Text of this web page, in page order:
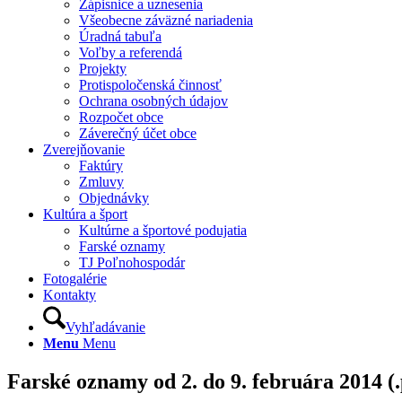
Zápisnice a uznesenia
Všeobecne záväzné nariadenia
Úradná tabuľa
Voľby a referendá
Projekty
Protispoločenská činnosť
Ochrana osobných údajov
Rozpočet obce
Záverečný účet obce
Zverejňovanie
Faktúry
Zmluvy
Objednávky
Kultúra a šport
Kultúrne a športové podujatia
Farské oznamy
TJ Poľnohospodár
Fotogalérie
Kontakty
Vyhľadávanie
Menu Menu
Farské oznamy od 2. do 9. februára 2014